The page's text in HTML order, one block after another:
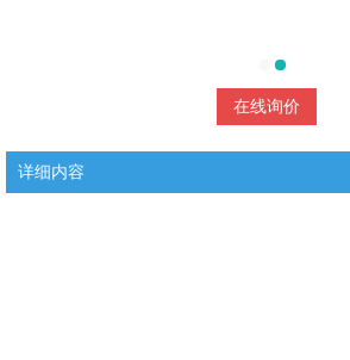
在线询价
详细内容